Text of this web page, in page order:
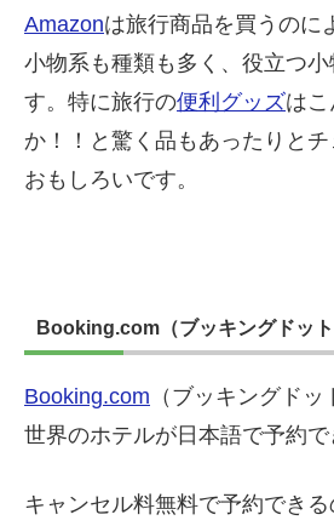
Amazonは旅行商品を買うのに
小物系も種類も多く、役立つ
す。特に旅行の便利グッズは
か！！と驚く品もあったりと
おもしろいです。
Booking.com（ブッキングドット
Booking.com （ブッキングド
世界のホテルが日本語で予約で
キャンセル料無料で予約でき